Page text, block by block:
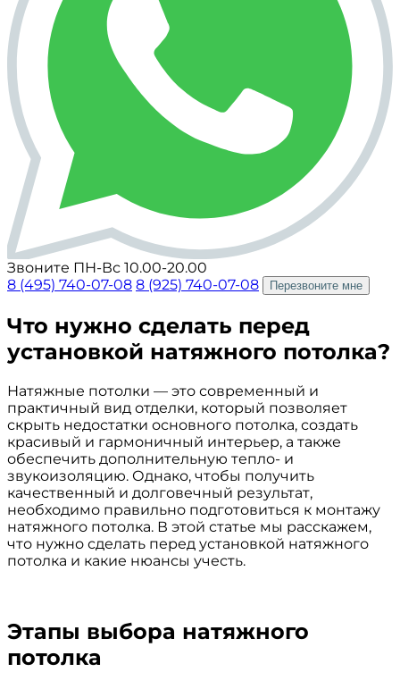
Звоните ПН-Вс 10.00-20.00
8 (495) 740-07-08 8 (925) 740-07-08 Перезвоните мне
Что нужно сделать перед
установкой натяжного потолка?
Натяжные потолки — это современный и
практичный вид отделки, который позволяет
скрыть недостатки основного потолка, создать
красивый и гармоничный интерьер, а также
обеспечить дополнительную тепло- и
звукоизоляцию. Однако, чтобы получить
качественный и долговечный результат,
необходимо правильно подготовиться к монтажу
натяжного потолка. В этой статье мы расскажем,
что нужно сделать перед установкой натяжного
потолка и какие нюансы учесть.
Этапы выбора натяжного
потолка